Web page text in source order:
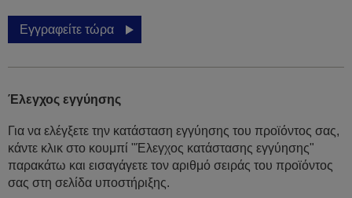
Εγγραφείτε τώρα
Έλεγχος εγγύησης
Για να ελέγξετε την κατάσταση εγγύησης του προϊόντος σας,
κάντε κλικ στο κουμπί "Έλεγχος κατάστασης εγγύησης"
παρακάτω και εισαγάγετε τον αριθμό σειράς του προϊόντος
σας στη σελίδα υποστήριξης.